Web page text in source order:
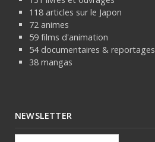
118 articles sur le Japon
72 animes
59 films d'animation
54 documentaires & reportages
38 mangas
NEWSLETTER